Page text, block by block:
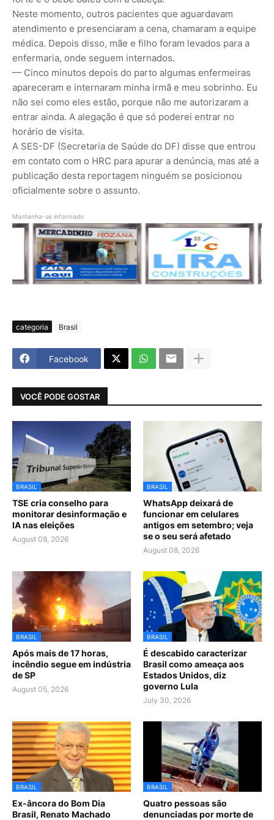
Neste momento, outros pacientes que aguardavam
atendimento e presenciaram a cena, chamaram a equipe
médica. Depois disso, mãe e filho foram levados para a
enfermaria, onde seguem internados.
— Cinco minutos depois do parto algumas enfermeiras
apareceram e internaram minha irmã e meu sobrinho. Eu
não sei como eles estão, porque não me autorizaram a
entrar ainda. A alegação é que só poderei entrar no
horário de visita.
A SES-DF (Secretaria de Saúde do DF) disse que entrou
em contato com o HRC para apurar a denúncia, mas até a
publicação desta reportagem ninguém se posicionou
oficialmente sobre o assunto.
Mantenha-se informado
categoria Brasil
Facebook
VOCÊ PODE GOSTAR
BRASIL
TSE cria conselho para
monitorar desinformação e
IA nas eleições
August 08, 2026
BRASIL
WhatsApp deixará de
funcionar em celulares
antigos em setembro; veja
se o seu será afetado
August 08, 2026
BRASIL
Após mais de 17 horas,
incêndio segue em indústria
de SP
August 05, 2026
BRASIL
É descabido caracterizar
Brasil como ameaça aos
Estados Unidos, diz
governo Lula
July 30, 2026
BRASIL
Ex-âncora do Bom Dia
Brasil, Renato Machado
BRASIL
Quatro pessoas são
denunciadas por morte de